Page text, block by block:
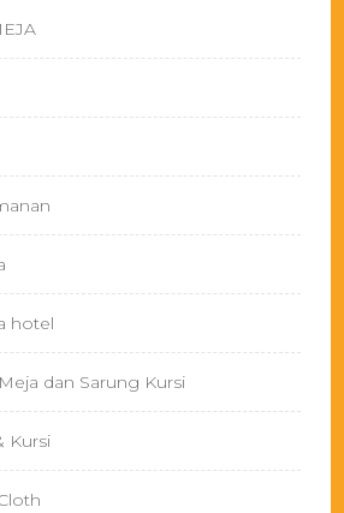
hotel
dan Sarung Kursi
Kursi